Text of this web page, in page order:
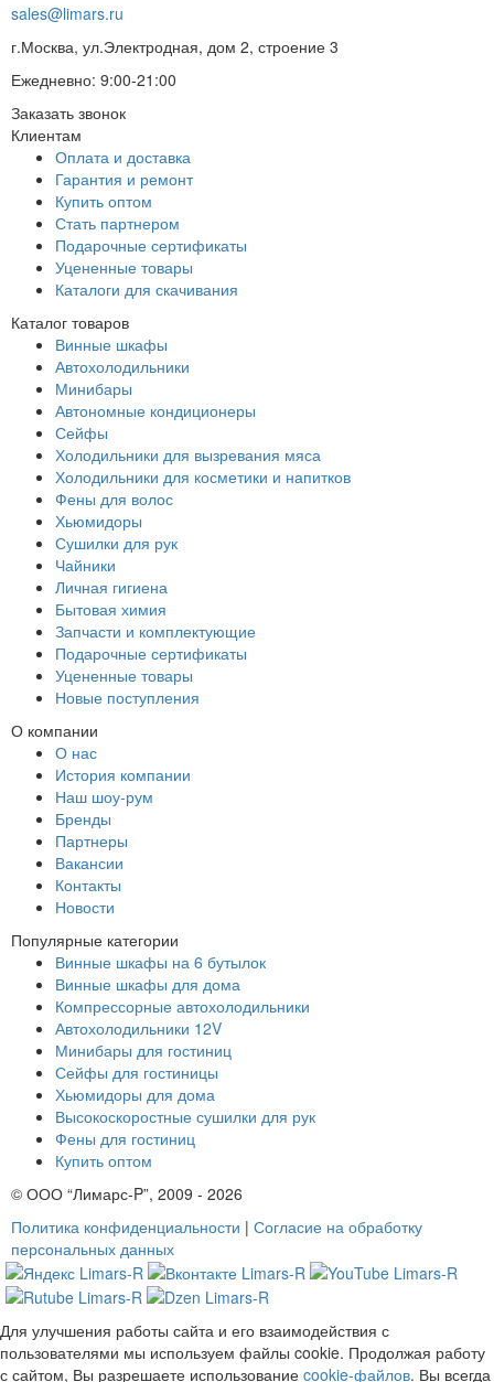
sales@limars.ru
г.Москва, ул.Электродная, дом 2, строение 3
Ежедневно: 9:00-21:00
Заказать звонок
Клиентам
Оплата и доставка
Гарантия и ремонт
Купить оптом
Стать партнером
Подарочные сертификаты
Уцененные товары
Каталоги для скачивания
Каталог товаров
Винные шкафы
Автохолодильники
Минибары
Автономные кондиционеры
Сейфы
Холодильники для вызревания мяса
Холодильники для косметики и напитков
Фены для волос
Хьюмидоры
Сушилки для рук
Чайники
Личная гигиена
Бытовая химия
Запчасти и комплектующие
Подарочные сертификаты
Уцененные товары
Новые поступления
О компании
О нас
История компании
Наш шоу-рум
Бренды
Партнеры
Вакансии
Контакты
Новости
Популярные категории
Винные шкафы на 6 бутылок
Винные шкафы для дома
Компрессорные автохолодильники
Автохолодильники 12V
Минибары для гостиниц
Сейфы для гостиницы
Хьюмидоры для дома
Высокоскоростные сушилки для рук
Фены для гостиниц
Купить оптом
© ООО “Лимарс-P”, 2009 - 2026
Политика конфиденциальности | Согласие на обработку
персональных данных
Для улучшения работы сайта и его взаимодействия с
пользователями мы используем файлы cookie. Продолжая работу
с сайтом, Вы разрешаете использование cookie-файлов. Вы всегда